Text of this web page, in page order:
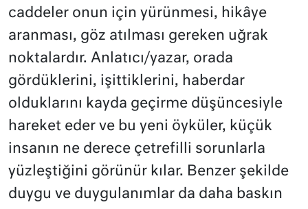
caddeler onun için yürünmesi, hikâye
aranması, göz atılması gereken uğrak
noktalardır. Anlatıcı/yazar, orada
gördüklerini, işittiklerini, haberdar
olduklarını kayda geçirme düşüncesiyle
hareket eder ve bu yeni öyküler, küçük
insanın ne derece çetrefilli sorunlarla
yüzleştiğini görünür kılar. Benzer şekilde
duygu ve duygulanımlar da daha baskın